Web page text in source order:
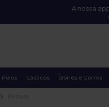
A nossa
Polos Casacos Bonés e Gorros